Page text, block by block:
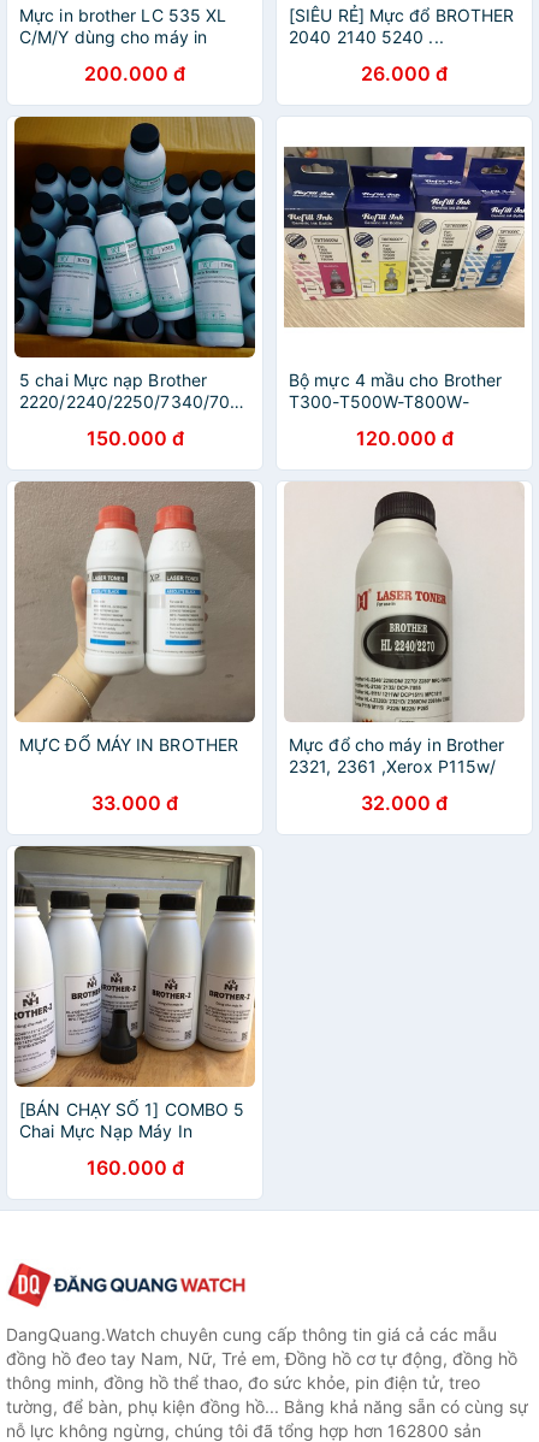
Mực in brother LC 535 XL
C/M/Y dùng cho máy in
J200 - Mực brother 535
200.000 đ
[SIÊU RẺ] Mực đổ BROTHER
2040 2140 5240 ...
26.000 đ
5 chai Mực nạp Brother
2220/2240/2250/7340/7060/2361/2385/2701/HL1111
150.000 đ
Bộ mực 4 mầu cho Brother
T300-T500W-T800W-
120.000 đ
MỰC ĐỔ MÁY IN BROTHER
33.000 đ
Mực đổ cho máy in Brother
2321, 2361 ,Xerox P115w/
32.000 đ
[BÁN CHẠY SỐ 1] COMBO 5
Chai Mực Nạp Máy In
TN-1010 (2321D, 2361DN,
2366DW,
2701DW,2240D,1916)
160.000 đ
DangQuang.Watch chuyên cung cấp thông tin giá cả các mẫu
đồng hồ đeo tay Nam, Nữ, Trẻ em, Đồng hồ cơ tự động, đồng hồ
thông minh, đồng hồ thể thao, đo sức khỏe, pin điện tử, treo
tường, để bàn, phụ kiện đồng hồ... Bằng khả năng sẵn có cùng sự
nỗ lực không ngừng, chúng tôi đã tổng hợp hơn 162800 sản